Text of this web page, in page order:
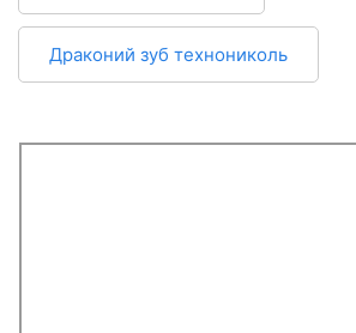
Драконий зуб технониколь